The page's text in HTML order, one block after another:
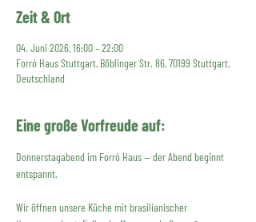
Zeit & Ort
04. Juni 2026, 16:00 – 22:00
Forró Haus Stuttgart, Böblinger Str. 86, 70199 Stuttgart,
Deutschland
Eine große Vorfreude auf:
Donnerstagabend im Forró Haus — der Abend beginnt
entspannt.
Wir öffnen unsere Küche mit brasilianischer